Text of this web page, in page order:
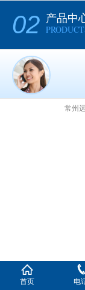
02 产品中
常州
首页 电